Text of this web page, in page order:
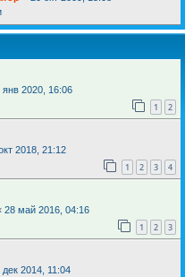
янв 2020, 16:06
1 2
2018, 21:12
1 2 3 4
28 май 2016, 04:16
1 2 3
дек 2014, 11:04